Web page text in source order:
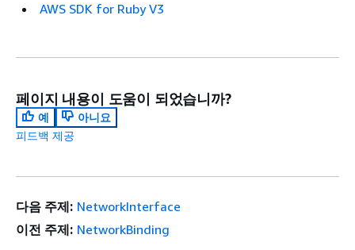
AWS SDK for Ruby V3
페이지 내용이 도움이 되었습니까?
예
아니요
피드백 제공
다음 주제: NetworkInterface
이전 주제: NetworkBinding